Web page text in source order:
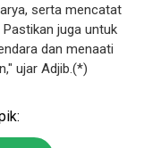
serta mencatat
juga untuk
dan menaati
ujar Adjib.(*)